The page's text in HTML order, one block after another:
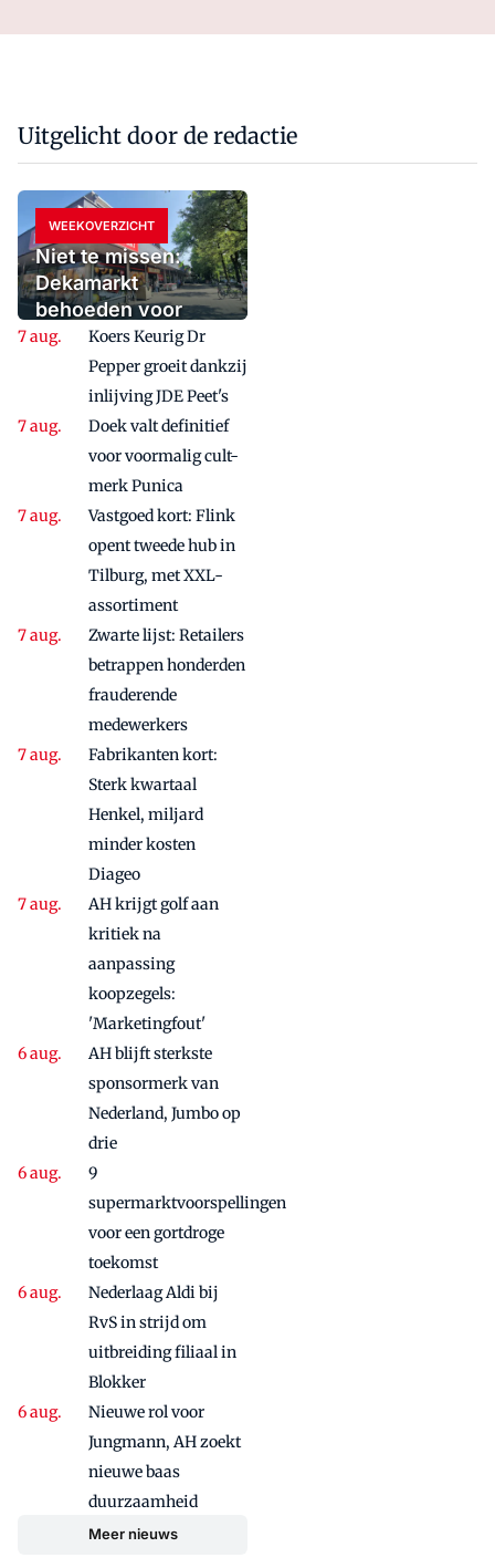
Uitgelicht door de redactie
WEEKOVERZICHT
Niet te missen:
Dekamarkt
behoeden voor
fatale spagaat en de
generatiekloof
Koers Keurig Dr
Pepper groeit dankzij
inlijving JDE Peet's
Doek valt definitief
voor voormalig cult-
merk Punica
Vastgoed kort: Flink
opent tweede hub in
Tilburg, met XXL-
assortiment
Zwarte lijst: Retailers
betrappen honderden
frauderende
medewerkers
Fabrikanten kort:
Sterk kwartaal
Henkel, miljard
minder kosten
Diageo
AH krijgt golf aan
kritiek na
aanpassing
koopzegels:
'Marketingfout'
AH blijft sterkste
sponsormerk van
Nederland, Jumbo op
drie
9
supermarktvoorspellingen
voor een gortdroge
toekomst
Nederlaag Aldi bij
RvS in strijd om
uitbreiding filiaal in
Blokker
Nieuwe rol voor
Jungmann, AH zoekt
nieuwe baas
duurzaamheid
Meer nieuws